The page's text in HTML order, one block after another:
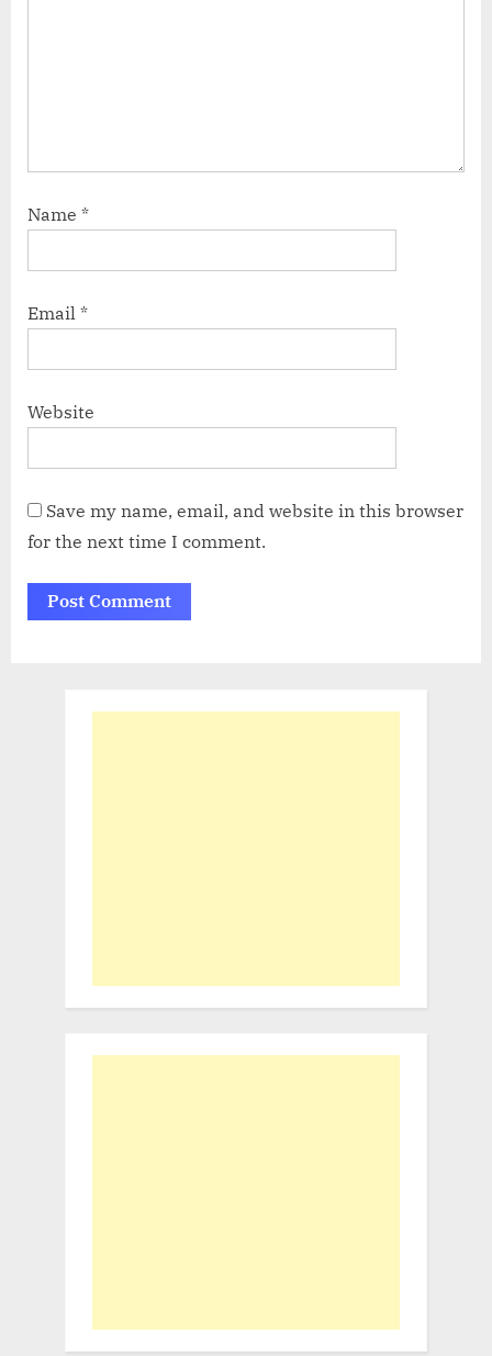
Name *
Email *
Website
Save my name, email, and website in this browser
for the next time I comment.